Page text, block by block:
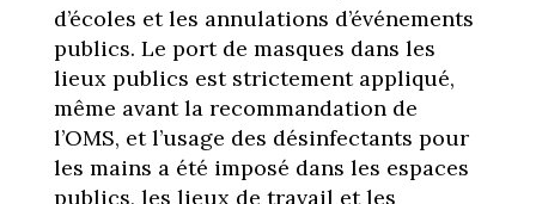
d’écoles et les annulations d’événements
publics. Le port de masques dans les
lieux publics est strictement appliqué,
même avant la recommandation de
l’OMS, et l’usage des désinfectants pour
les mains a été imposé dans les espaces
publics, les lieux de travail et les